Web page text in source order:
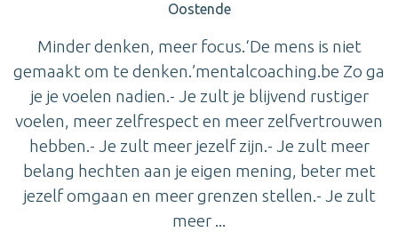
Oostende
Minder denken, meer focus.‘De mens is niet
gemaakt om te denken.’mentalcoaching.be Zo ga
je je voelen nadien.- Je zult je blijvend rustiger
voelen, meer zelfrespect en meer zelfvertrouwen
hebben.- Je zult meer jezelf zijn.- Je zult meer
belang hechten aan je eigen mening, beter met
jezelf omgaan en meer grenzen stellen.- Je zult
meer ...